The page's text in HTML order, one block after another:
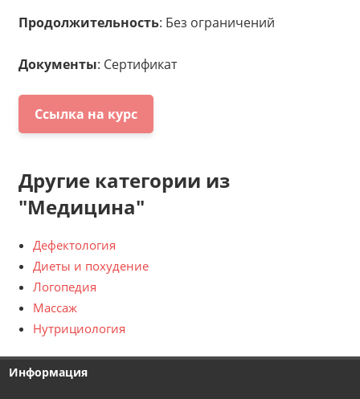
Продолжительность: Без ограничений
Документы: Сертификат
Ссылка на курс
Другие категории из
"Медицина"
Дефектология
Диеты и похудение
Логопедия
Массаж
Нутрициология
Информация